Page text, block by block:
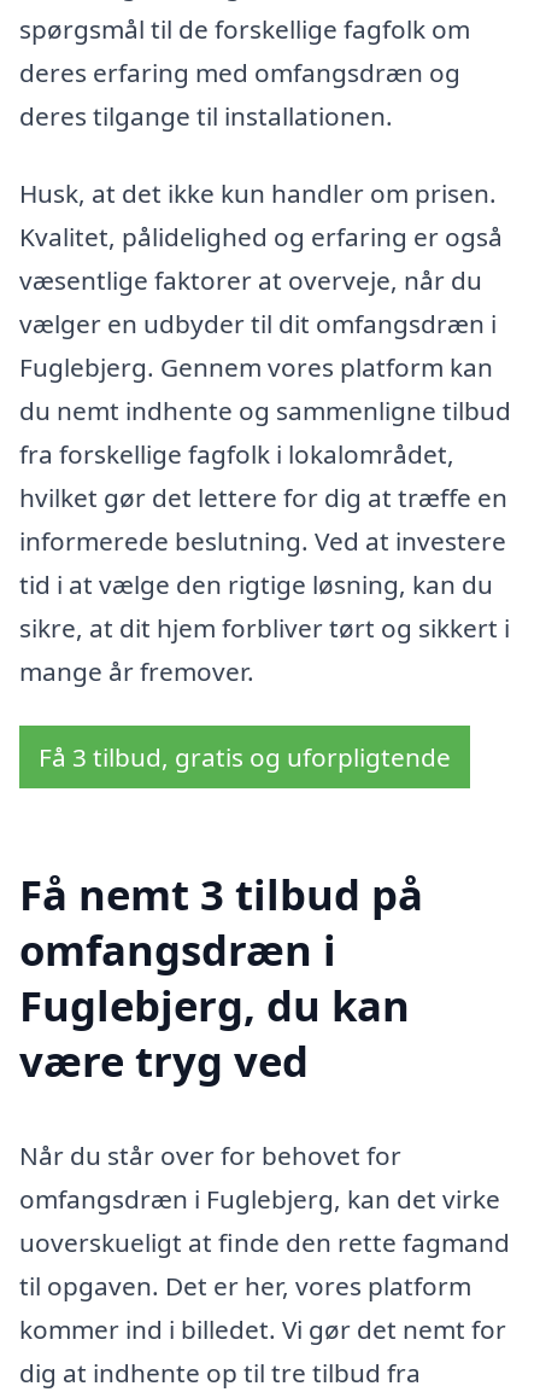
spørgsmål til de forskellige fagfolk om
deres erfaring med omfangsdræn og
deres tilgange til installationen.
Husk, at det ikke kun handler om prisen.
Kvalitet, pålidelighed og erfaring er også
væsentlige faktorer at overveje, når du
vælger en udbyder til dit omfangsdræn i
Fuglebjerg. Gennem vores platform kan
du nemt indhente og sammenligne tilbud
fra forskellige fagfolk i lokalområdet,
hvilket gør det lettere for dig at træffe en
informerede beslutning. Ved at investere
tid i at vælge den rigtige løsning, kan du
sikre, at dit hjem forbliver tørt og sikkert i
mange år fremover.
Få 3 tilbud, gratis og uforpligtende
Få nemt 3 tilbud på
omfangsdræn i
Fuglebjerg, du kan
være tryg ved
Når du står over for behovet for
omfangsdræn i Fuglebjerg, kan det virke
uoverskueligt at finde den rette fagmand
til opgaven. Det er her, vores platform
kommer ind i billedet. Vi gør det nemt for
dig at indhente op til tre tilbud fra